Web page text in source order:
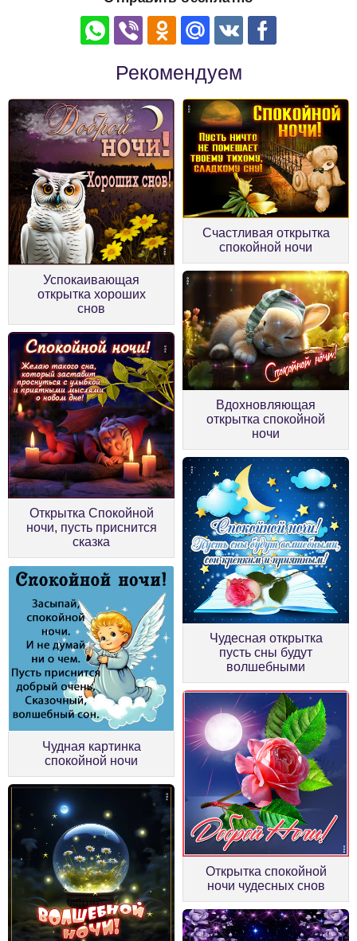
Рекомендуем
Успокаивающая
открытка хороших
снов
Счастливая открытка
спокойной ночи
Открытка Спокойной
ночи, пусть приснится
сказка
Вдохновляющая
открытка спокойной
ночи
Чудная картинка
спокойной ночи
Чудесная открытка
пусть сны будут
волшебными
Открытка спокойной
ночи чудесных снов